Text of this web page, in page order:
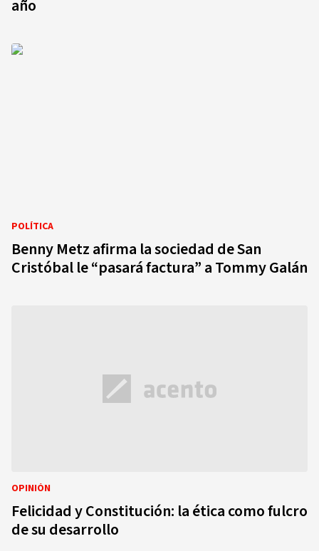
año
POLÍTICA
Benny Metz afirma la sociedad de San
Cristóbal le “pasará factura” a Tommy Galán
OPINIÓN
Felicidad y Constitución: la ética como fulcro
de su desarrollo